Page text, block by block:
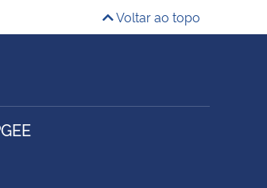
Voltar ao topo